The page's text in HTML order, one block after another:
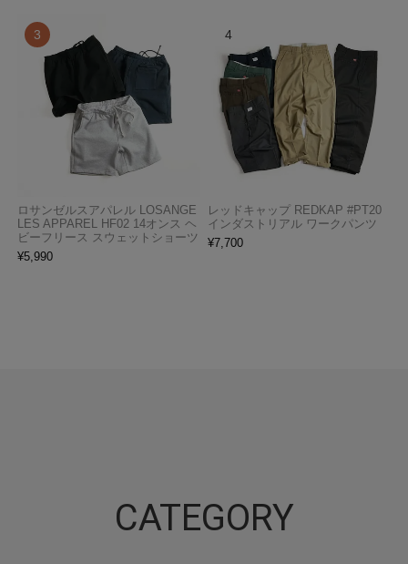
ロサンゼルスアパレル LOSANGE
LES APPAREL HF02 14オンス ヘ
ビーフリース スウェットショーツ
¥5,990
レッドキャップ REDKAP #PT20
インダストリアル ワークパンツ
¥7,700
CATEGORY